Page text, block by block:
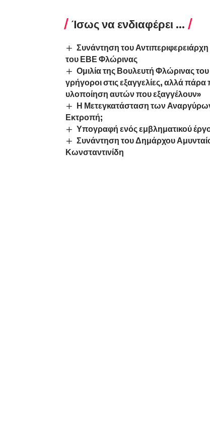
Ίσως να ενδιαφέρει ...
Συνάντηση του
του ΕΒΕ Φλώρινας
Ομιλία της Βουλευτή Φλώρινας
γρήγοροι στις εξαγγελίες, αλλά
υλοποίηση αυτών που εξαγγέλουν»
Η Μετεγκατάσταση των
Εκτροπή;
Υπογραφή ενός εμβληματικού
Συνάντηση του Δημάρχου
Κωνσταντινίδη